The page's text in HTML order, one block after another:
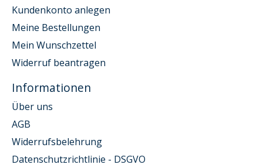
Kundenkonto anlegen
Meine Bestellungen
Mein Wunschzettel
Widerruf beantragen
Informationen
Über uns
AGB
Widerrufsbelehrung
Datenschutzrichtlinie - DSGVO